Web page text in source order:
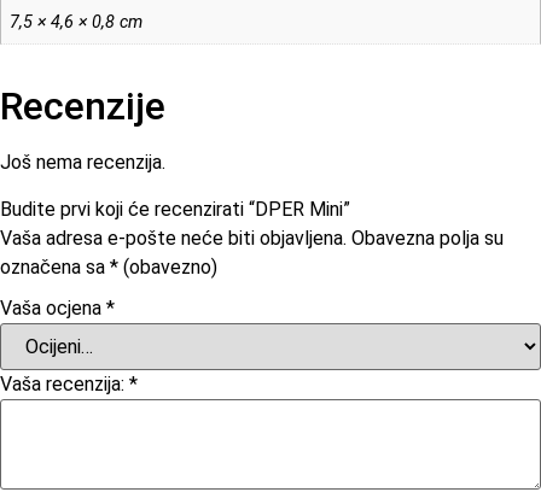
7,5 × 4,6 × 0,8 cm
Recenzije
Još nema recenzija.
Budite prvi koji će recenzirati “DPER Mini”
Vaša adresa e-pošte neće biti objavljena. Obavezna polja su
označena sa * (obavezno)
Vaša ocjena *
Vaša recenzija: *